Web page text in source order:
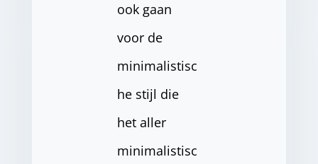
ook gaan
voor de
minimalistisc
he stijl die
het aller
minimalistisc